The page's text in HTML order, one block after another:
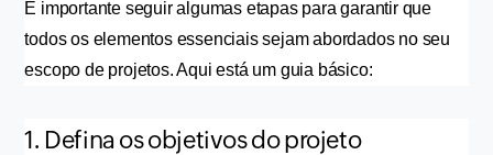
É importante seguir algumas etapas para garantir que
todos os elementos essenciais sejam abordados no seu
escopo de projetos. Aqui está um guia básico:
1. Defina os objetivos do projeto